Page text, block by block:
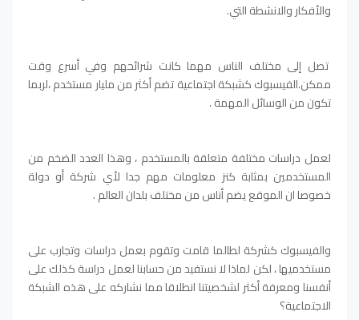
والأفكار والانشطة التي.
تصل إلى مختلف الناس مهما كانت شرائحهم وفي أسرع وقت
ممكن.الفيسبوك كشبكة اجتماعية تضم أكثر من مليار مستخدم ،لربما
تكون من الوسائل المهمة .
لعمل دراسات مختلفة متعلقة بالمستخدم ، وهذا العدد الضخم من
المستخدمين بمثابة كنز معلومات مهم جدا لأي شركة أو دولة
خصوصا ان الموقع يضم أناس من مختلف بلدان العالم .
والفيسبوك كشركة لطالما قامت وتقوم بعمل دراسات وتجارب على
مستخدميها ، لكن لماذا لا نستفيد من حسابنا لعمل دراسة كذلك على
أنفسنا ومعرفة أكثر لشخصيتنا انطلاقا مما نشاركه على هذه الشبكة
الاجتماعية؟